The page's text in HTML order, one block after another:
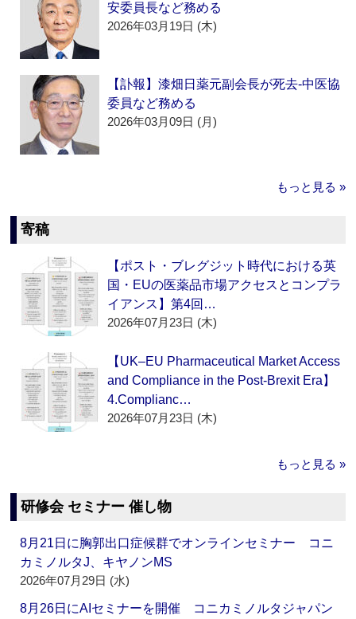
安委員長など務める
2026年03月19日 (木)
【訃報】漆畑日薬元副会長が死去‐中医協
委員など務める
2026年03月09日 (月)
もっと見る »
寄稿
【ポスト・ブレグジット時代における英
国・EUの医薬品市場アクセスとコンプラ
イアンス】第4回…
2026年07月23日 (木)
【UK–EU Pharmaceutical Market Access
and Compliance in the Post-Brexit Era】
4.Complianc…
2026年07月23日 (木)
もっと見る »
研修会 セミナー 催し物
8月21日に胸郭出口症候群でオンラインセミナー コニ
カミノルタJ、キヤノンMS
2026年07月29日 (水)
8月26日にAIセミナーを開催 コニカミノルタジャパン